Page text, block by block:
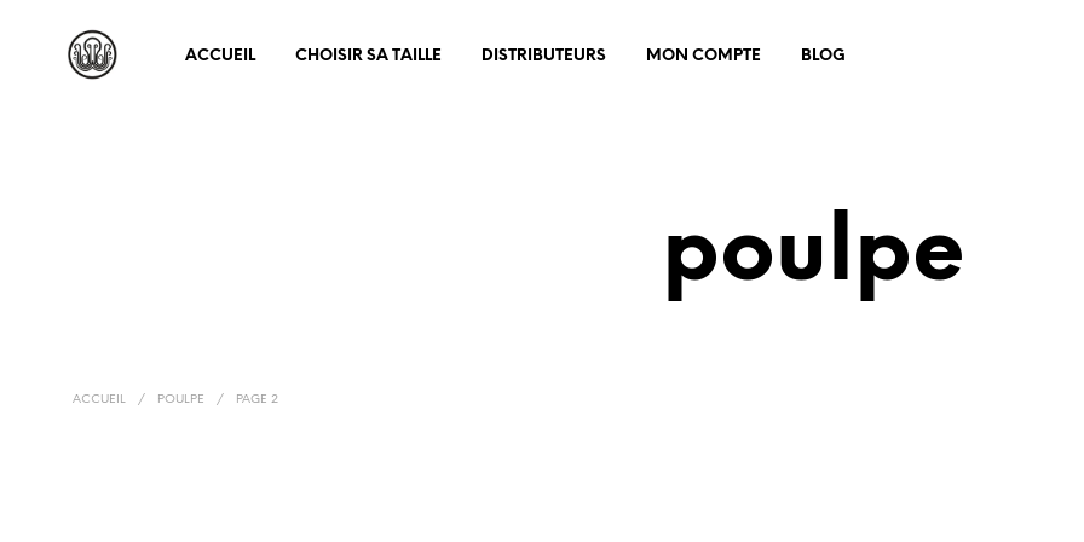
ACCUEIL CHOISIR SA TAILLE DISTRIBUTEURS MON COMPTE BLOG
poulpe
ACCUEIL / POULPE / PAGE 2